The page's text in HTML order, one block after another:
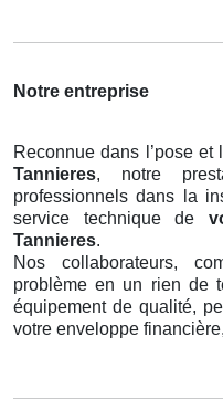
Notre entreprise
Reconnue dans l’pose
Tannieres, notre
professionnels dans la
service technique de
Tannieres.
Nos collaborateurs,
problème en un rien de
équipement de qualité,
votre enveloppe